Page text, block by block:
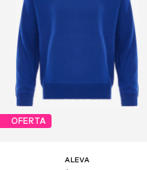
OFERTA
ALEVA